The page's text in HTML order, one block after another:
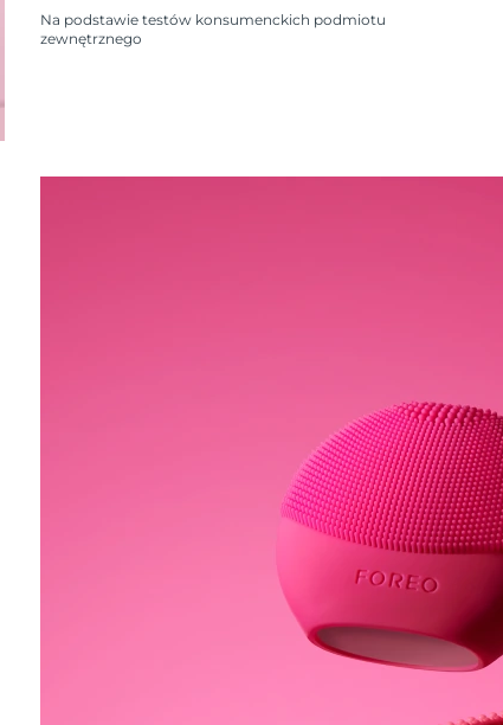
Na podstawie testów konsumenckich podmiotu
zewnętrznego